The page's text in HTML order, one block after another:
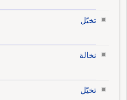
تخيّل
نخالة
تخيّل